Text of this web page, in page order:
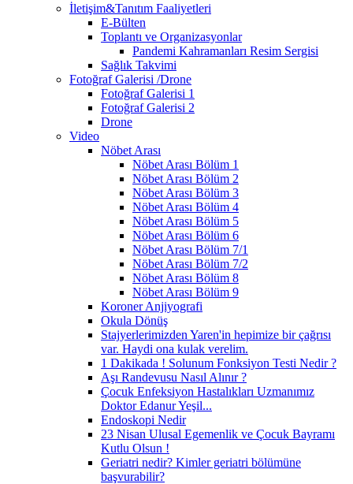
İletişim&Tanıtım Faaliyetleri
E-Bülten
Toplantı ve Organizasyonlar
Pandemi Kahramanları Resim Sergisi
Sağlık Takvimi
Fotoğraf Galerisi /Drone
Fotoğraf Galerisi 1
Fotoğraf Galerisi 2
Drone
Video
Nöbet Arası
Nöbet Arası Bölüm 1
Nöbet Arası Bölüm 2
Nöbet Arası Bölüm 3
Nöbet Arası Bölüm 4
Nöbet Arası Bölüm 5
Nöbet Arası Bölüm 6
Nöbet Arası Bölüm 7/1
Nöbet Arası Bölüm 7/2
Nöbet Arası Bölüm 8
Nöbet Arası Bölüm 9
Koroner Anjiyografi
Okula Dönüş
Stajyerlerimizden Yaren'in hepimize bir çağrısı
var. Haydi ona kulak verelim.
1 Dakikada ! Solunum Fonksiyon Testi Nedir ?
Aşı Randevusu Nasıl Alınır ?
Çocuk Enfeksiyon Hastalıkları Uzmanımız
Doktor Edanur Yeşil...
Endoskopi Nedir
23 Nisan Ulusal Egemenlik ve Çocuk Bayramı
Kutlu Olsun !
Geriatri nedir? Kimler geriatri bölümüne
başvurabilir?